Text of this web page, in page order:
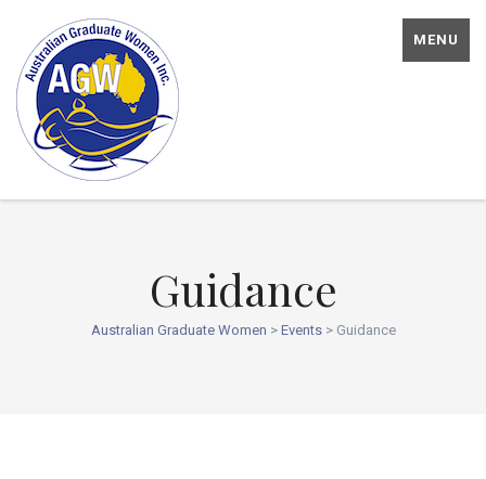
MENU
Guidance
Australian Graduate Women > Events> Guidance